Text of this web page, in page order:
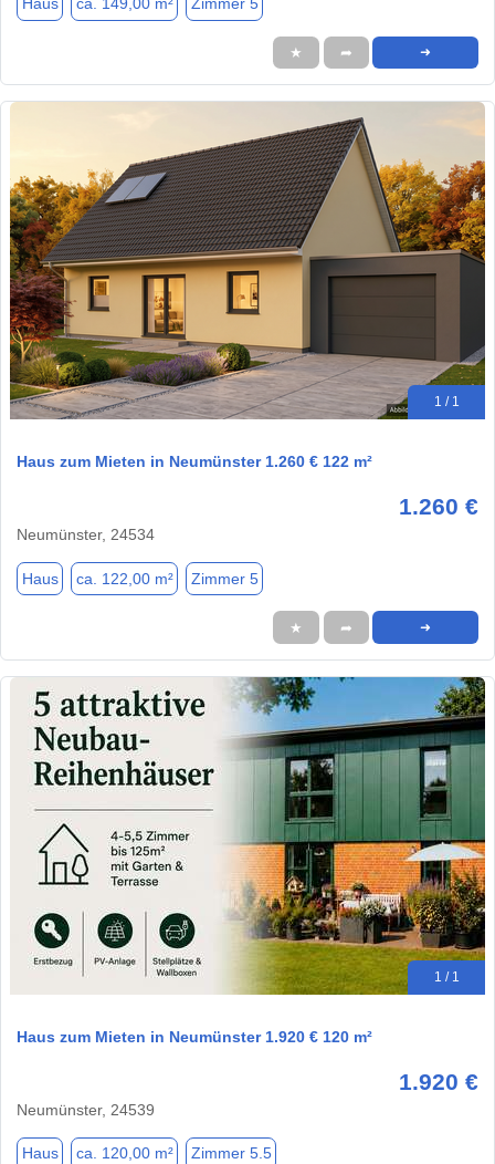
Haus ca. 149,00 m² Zimmer 5
★ ➦ ➜
1 / 1
Haus zum Mieten in Neumünster 1.260 € 122 m²
1.260 €
Neumünster, 24534
Haus ca. 122,00 m² Zimmer 5
★ ➦ ➜
1 / 1
Haus zum Mieten in Neumünster 1.920 € 120 m²
1.920 €
Neumünster, 24539
Haus ca. 120,00 m² Zimmer 5.5